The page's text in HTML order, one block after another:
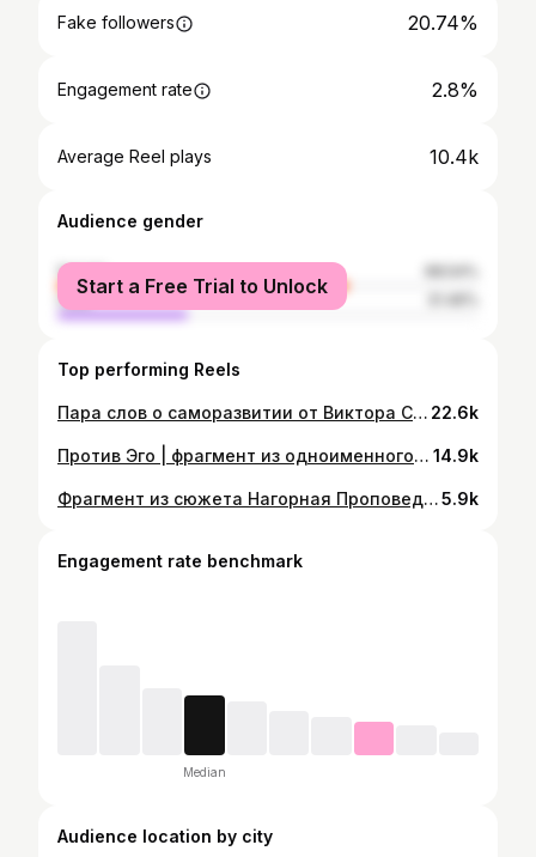
Fake followers 20.74%
Engagement rate 2.8%
Average Reel plays 10.4k
Audience gender
female
male
Start a Free Trial to Unlock
Top performing Reels
Пара слов о саморазвитии от Виктора Соколова @slovosokolovo с опорой на «Письма Баламута» К. С. Льюиса 22.6k
Против Эго | фрагмент из одноименного видео с ютуб канала SLOVO | credit by @slovosokolovo 14.9k
Фрагмент из сюжета Нагорная Проповедь | Cамая честная реклама счастья | YouTube-канал SLOVO | credits by @slovosokolovo5.9k
Engagement rate benchmark
Median
Audience location by city